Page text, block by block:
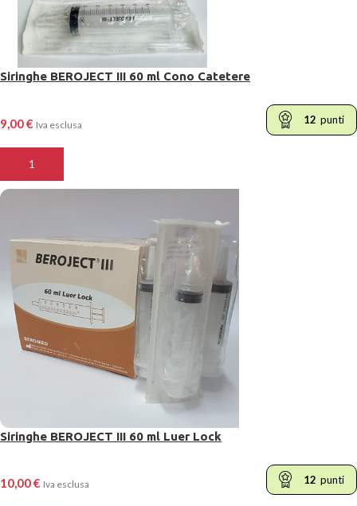
Siringhe BEROJECT III 60 ml Cono Catetere
9,00€ Iva esclusa 12 punti
AGGIUNGI AL CARRELLO
Siringhe BEROJECT III 60 ml Luer Lock
10,00€ Iva esclusa 12 punti